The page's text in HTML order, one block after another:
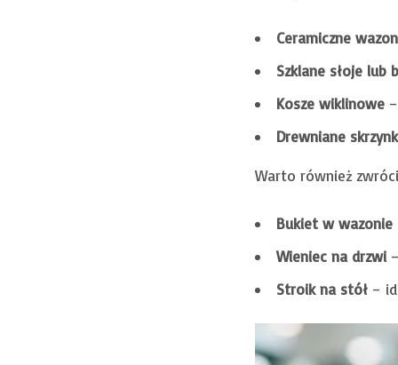
Ceramiczne
Szklane słoje lub
Kosze wiklinowe
Drewniane
Warto również
Bukiet w wazonie
Wieniec na drzwi
Stroik na stół –